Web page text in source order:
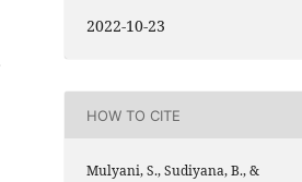
2022-10-23
HOW TO CITE
Mulyani, S., Sudiyana, B., &